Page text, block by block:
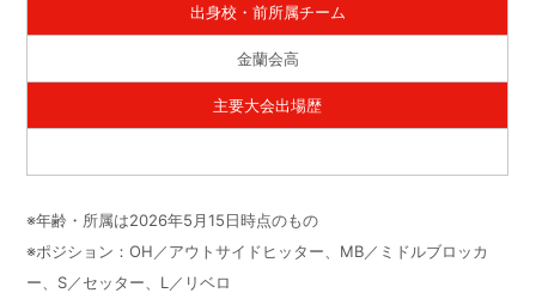
出身校・前所属チーム
金蘭会高
主要大会出場歴
※年齢・所属は2026年5月15日時点のもの
※ポジション：OH／アウトサイドヒッター、MB／ミドルブロッカ
ー、S／セッター、L／リベロ